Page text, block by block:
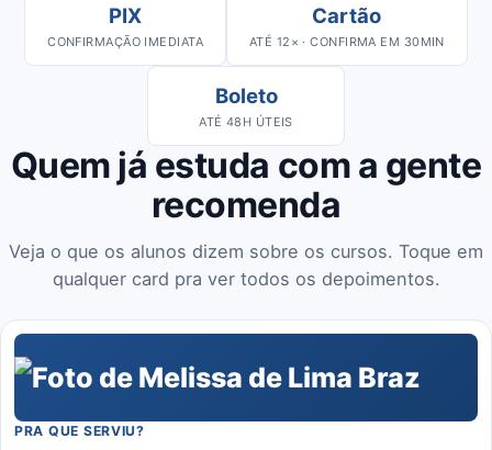
PIX
CONFIRMAÇÃO IMEDIATA
Cartão
ATÉ 12× · CONFIRMA EM 30MIN
Boleto
ATÉ 48H ÚTEIS
Quem já estuda com a gente
recomenda
Veja o que os alunos dizem sobre os cursos. Toque em
qualquer card pra ver todos os depoimentos.
PRA QUE SERVIU?